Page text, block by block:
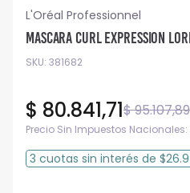
L'Oréal Professionnel
Mascara Curl Expression
SKU: 381682
$95.107,89
$ 80.841,71
Precio Sin Impuestos Nacionales:
3 cuotas sin interés de